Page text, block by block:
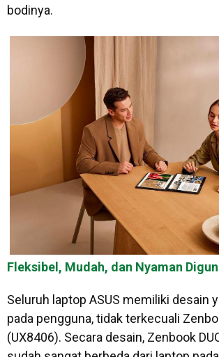
bodinya.
Fleksibel, Mudah, dan Nyaman
Seluruh laptop ASUS memiliki desain
pada pengguna, tidak terkecuali
(UX8406). Secara desain, Zenbook